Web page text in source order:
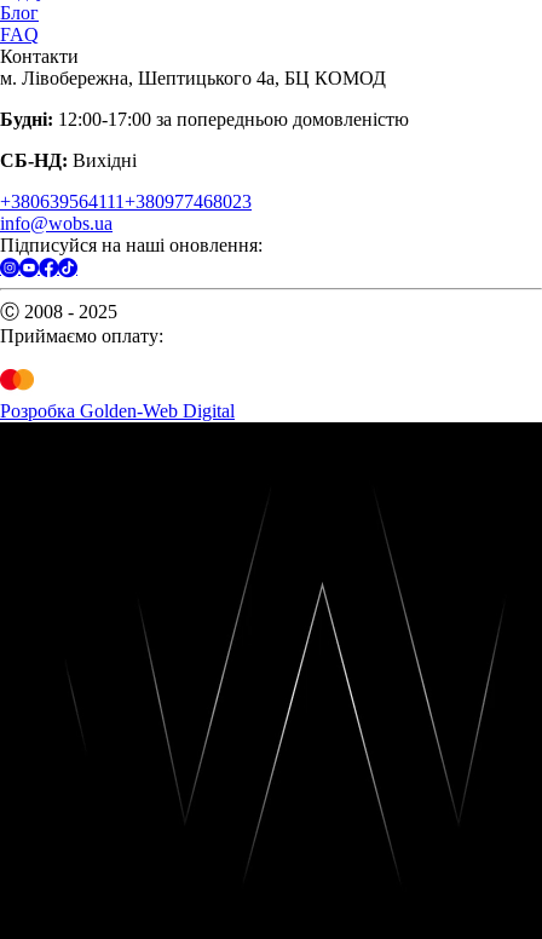
Блог
FAQ
Контакти
м. Лівобережна, Шептицького 4а, БЦ КОМОД
Будні: 12:00-17:00 за попередньою домовленістю
СБ-НД: Вихідні
+380639564111+380977468023
info@wobs.ua
Підписуйся на наші оновлення:
Ⓒ 2008 - 2025
Приймаємо оплату:
Розробка Golden-Web Digital